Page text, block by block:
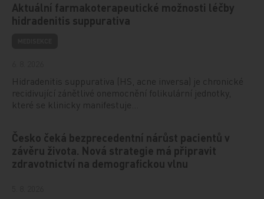
Aktuální farmakoterapeutické možnosti léčby
hidradenitis suppurativa
Hidradenitis suppurativa (HS, acne inversa) je chronické
recidivující zánětlivé onemocnění folikulární jednotky,
které se klinicky manifestuje…
Česko čeká bezprecedentní nárůst pacientů v
závěru života. Nová strategie má připravit
zdravotnictví na demografickou vlnu